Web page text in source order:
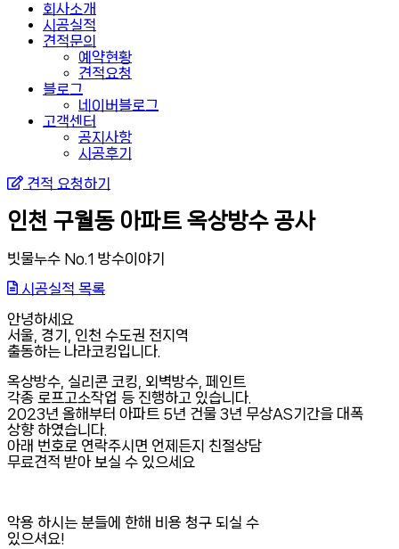
회사소개
시공실적
견적문의
예약현황
견적요청
블로그
네이버블로그
고객센터
공지사항
시공후기
견적 요청하기
인천 구월동 아파트 옥상방수 공사
빗물누수 No.1 방수이야기
시공실적 목록
안녕하세요
서울, 경기, 인천 수도권 전지역
출동하는 나라코킹입니다.
옥상방수, 실리콘 코킹, 외벽방수, 페인트
각종 로프고소작업 등 진행하고 있습니다.
2023년 올해부터 아파트 5년 건물 3년 무상AS기간을 대폭
상향 하였습니다.
아래 번호로 연락주시면 언제든지 친절상담
무료견적 받아 보실 수 있으세요
악용 하시는 분들에 한해 비용 청구 되실 수
있으셔요!